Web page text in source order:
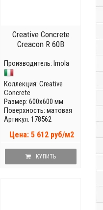
Creative Concrete
Creacon R 60B
Производитель: Imola
Коллекция: Creative
Concrete
Размер: 600x600 мм
Поверхность: матовая
Артикул: 178562
Цена: 5 612 руб/м2
КУПИТЬ